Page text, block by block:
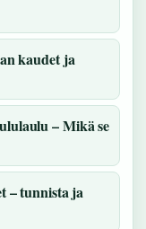
kaudet ja
– Mikä se
– tunnista ja